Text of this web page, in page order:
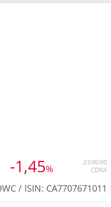
-1,45%
23:00:00
CDNX
/ ISIN: CA7707671011